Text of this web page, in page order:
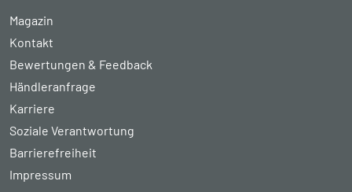
Magazin
Kontakt
Bewertungen & Feedback
Händleranfrage
Karriere
Soziale Verantwortung
Barrierefreiheit
Impressum